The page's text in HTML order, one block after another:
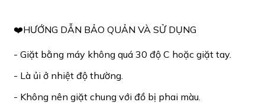
❤️HƯỚNG DẪN BẢO QUẢN VÀ SỬ DỤNG
- Giặt bằng máy không quá 30 độ C hoặc giặt tay.
- Là ủi ở nhiệt độ thường.
- Không nên giặt chung với đồ bị phai màu.